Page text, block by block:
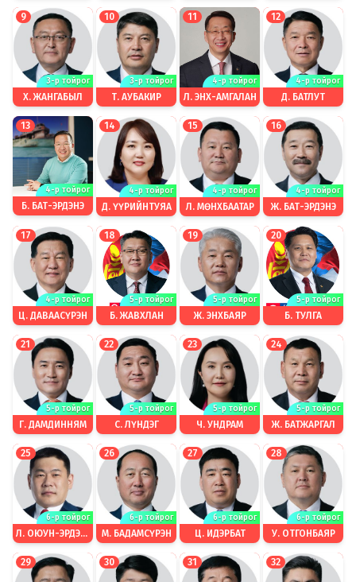
9
3-р тойрог
Х. ЖАНГАБЫЛ
10
3-р тойрог
Т. АУБАКИР
11
4-р тойрог
Л. ЭНХ-АМГАЛАН
12
4-р тойрог
Д. БАТЛУТ
13
4-р тойрог
Б. БАТ-ЭРДЭНЭ
14
4-р тойрог
Д. ҮҮРИЙНТУЯА
15
4-р тойрог
Л. МӨНХБААТАР
16
4-р тойрог
Ж. БАТ-ЭРДЭНЭ
17
4-р тойрог
Ц. ДАВААСҮРЭН
18
5-р тойрог
Б. ЖАВХЛАН
19
5-р тойрог
Ж. ЭНХБАЯР
20
5-р тойрог
Б. ТУЛГА
21
5-р тойрог
Г. ДАМДИННЯМ
22
5-р тойрог
С. ЛҮНДЭГ
23
5-р тойрог
Ч. УНДРАМ
24
5-р тойрог
Ж. БАТЖАРГАЛ
25
6-р тойрог
Л. ОЮУН-ЭРДЭНЭ
26
6-р тойрог
М. БАДАМСҮРЭН
27
6-р тойрог
Ц. ИДЭРБАТ
28
6-р тойрог
У. ОТГОНБАЯР
29 30 31 32